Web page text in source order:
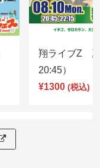
翔ライブZ
20:45）
¥1300 (税込)